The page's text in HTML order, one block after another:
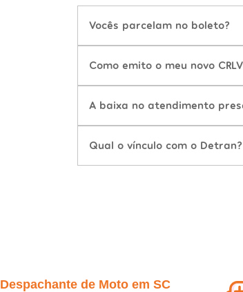
Vocês parcelam no boleto?
Como emito o meu novo
A baixa no atendimento
Qual o vínculo com o Detran?
Despachante de Moto em SC